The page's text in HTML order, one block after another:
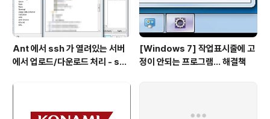
Ant 에서 ssh 가 열려있는 서버
에서 업로드/다운로드 처리 - scp
[Windows 7] 작업표시줄에 고
정이 안되는 프로그램... 해결책